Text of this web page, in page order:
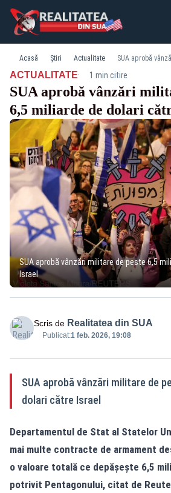
Acasă Știri Actualitate
ACTUALITATE· 1 min citire
SUA aprobă vânzări
6,5 miliarde de dolari
SUA aprobă vânzări militare de peste 6,5
Israel
Scris de Realitatea din SUA
Publicat:1 feb. 2026, 19:08
SUA aprobă vânzări militare de
dolari către Israel
Departamentul de Stat al Statelor
mai multe contracte de armament
o valoare totală ce depășește 6,5
potrivit Pentagonului, citat de